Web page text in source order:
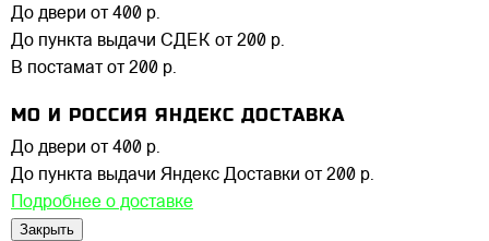
До двери от 400 р.
До пункта выдачи СДЕК от 200 р.
В постамат от 200 р.
МО И РОССИЯ ЯНДЕКС ДОСТАВКА
До двери от 400 р.
До пункта выдачи Яндекс Доставки от 200 р.
Подробнее о доставке
Закрыть